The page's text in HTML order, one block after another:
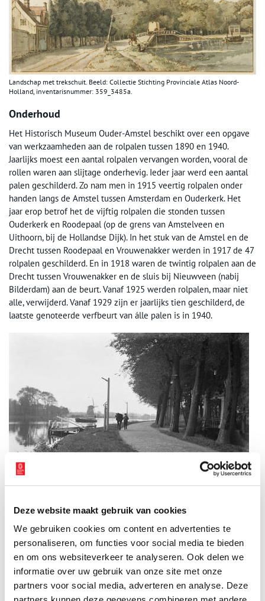
Deze website maakt gebruik van cookies
We gebruiken cookies om content en advertenties te
personaliseren, om functies voor social media te bieden
en om ons websiteverkeer te analyseren. Ook delen we
informatie over uw gebruik van onze site met onze
partners voor social media, adverteren en analyse. Deze
Landschap met trekschuit. Beeld: Collectie Stichting Provinciale Atlas Noord-
Holland, inventarisnummer: 359_3485a.
Onderhoud
Het Historisch Museum Ouder-Amstel beschikt over een opgave
van werkzaamheden aan de rolpalen tussen 1890 en 1940.
Jaarlijks moest een aantal rolpalen vervangen worden, vooral de
rollen waren aan slijtage onderhevig. Ieder jaar werd een aantal
palen geschilderd. Zo nam men in 1915 veertig rolpalen onder
handen langs de Amstel tussen Amsterdam en Ouderkerk. Het
jaar erop betrof het de vijftig rolpalen die stonden tussen
Ouderkerk en Roodepaal (op de grens van Amstelveen en
Uithoorn, bij de Hollandse Dijk). In het stuk van de Amstel en de
Drecht tussen Roodepaal en Vrouwenakker werden in 1917 de 47
rolpalen geschilderd. En in 1918 waren de twintig rolpalen aan de
Drecht tussen Vrouwenakker en de sluis bij Nieuwveen (nabij
Bilderdam) aan de beurt. Vanaf 1925 werden rolpalen, maar niet
alle, verwijderd. Vanaf 1929 zijn er jaarlijks tien geschilderd, de
laatste genoteerde verfbeurt van álle palen is in 1940.
Rechts de poort van buitenplaats Wester-Amstel. Op de achtergrond molen De
Zwaan, nabij Ouderkerk aan de Amstel. Deze foto heeft Jan Zeegers vermoedelijk
gemaakt tussen 1890 en 1930.
Niet alleen deftige trekschuiten
De palen waren dus tot ver in de twintigste eeuw in gebruik. De